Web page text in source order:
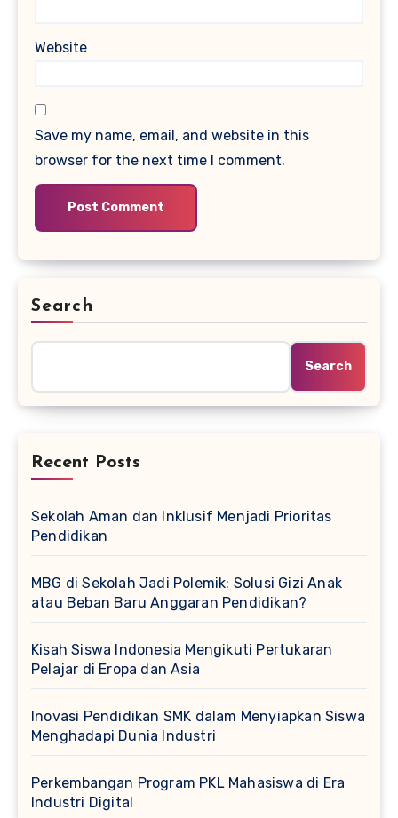
Website
Save my name, email, and website in this
browser for the next time I comment.
Search
Search
Recent Posts
Sekolah Aman dan Inklusif Menjadi Prioritas
Pendidikan
MBG di Sekolah Jadi Polemik: Solusi Gizi Anak
atau Beban Baru Anggaran Pendidikan?
Kisah Siswa Indonesia Mengikuti Pertukaran
Pelajar di Eropa dan Asia
Inovasi Pendidikan SMK dalam Menyiapkan Siswa
Menghadapi Dunia Industri
Perkembangan Program PKL Mahasiswa di Era
Industri Digital